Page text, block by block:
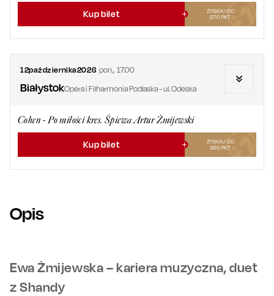
Kup bilet
ZYSKAJ OD
270 PKT
12października2026 pon.,17.00
BiałystokOpera i Filharmonia Podlaska - ul. Odeska
Cohen - Po miłości kres. Śpiewa Artur Żmijewski
Kup bilet
ZYSKAJ OD
360 PKT
Opis
Ewa Żmijewska – kariera muzyczna, duet
z Shandy